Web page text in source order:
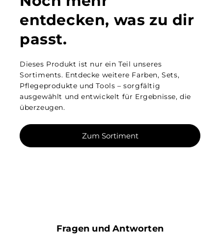
entdecken, was zu dir
passt.
Dieses Produkt ist nur ein Teil unseres
Sortiments. Entdecke weitere Farben, Sets,
Pflegeprodukte und Tools – sorgfältig
ausgewählt und entwickelt für Ergebnisse, die
überzeugen.
Zum Sortiment
Fragen und Antworten